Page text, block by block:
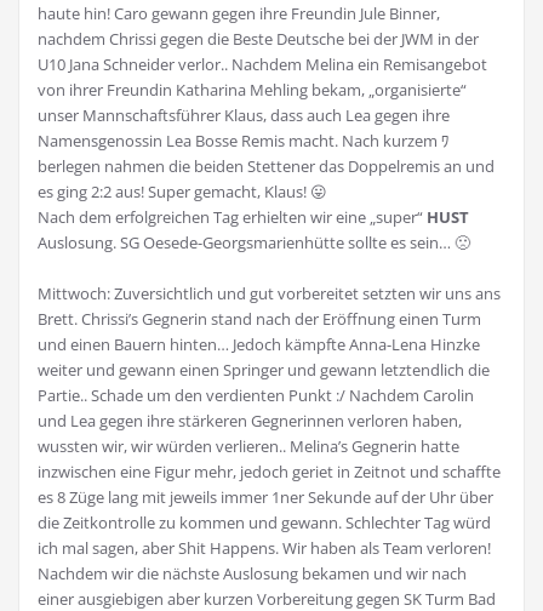
haute hin! Caro gewann gegen ihre Freundin Jule Binner,
nachdem Chrissi gegen die Beste Deutsche bei der JWM in der
U10 Jana Schneider verlor.. Nachdem Melina ein Remisangebot
von ihrer Freundin Katharina Mehling bekam, „organisierte“
unser Mannschaftsführer Klaus, dass auch Lea gegen ihre
Namensgenossin Lea Bosse Remis macht. Nach kurzem ﾜ
berlegen nahmen die beiden Stettener das Doppelremis an und
es ging 2:2 aus! Super gemacht, Klaus! 😛
Nach dem erfolgreichen Tag erhielten wir eine „super“ HUST
Auslosung. SG Oesede-Georgsmarienhütte sollte es sein… 🙁
Mittwoch: Zuversichtlich und gut vorbereitet setzten wir uns ans
Brett. Chrissi’s Gegnerin stand nach der Eröffnung einen Turm
und einen Bauern hinten… Jedoch kämpfte Anna-Lena Hinzke
weiter und gewann einen Springer und gewann letztendlich die
Partie.. Schade um den verdienten Punkt :/ Nachdem Carolin
und Lea gegen ihre stärkeren Gegnerinnen verloren haben,
wussten wir, wir würden verlieren.. Melina’s Gegnerin hatte
inzwischen eine Figur mehr, jedoch geriet in Zeitnot und schaffte
es 8 Züge lang mit jeweils immer 1ner Sekunde auf der Uhr über
die Zeitkontrolle zu kommen und gewann. Schlechter Tag würd
ich mal sagen, aber Shit Happens. Wir haben als Team verloren!
Nachdem wir die nächste Auslosung bekamen und wir nach
einer ausgiebigen aber kurzen Vorbereitung gegen SK Turm Bad